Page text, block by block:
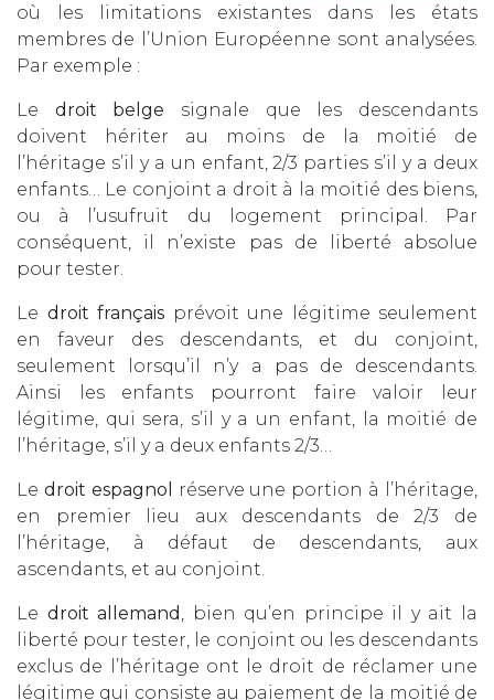
où les limitations existantes dans les états
membres de l’Union Européenne sont analysées.
Par exemple :
Le droit belge signale que les descendants
doivent hériter au moins de la moitié de
l’héritage s’il y a un enfant, 2/3 parties s’il y a deux
enfants… Le conjoint a droit à la moitié des biens,
ou à l’usufruit du logement principal. Par
conséquent, il n’existe pas de liberté absolue
pour tester.
Le droit français prévoit une légitime seulement
en faveur des descendants, et du conjoint,
seulement lorsqu’il n’y a pas de descendants.
Ainsi les enfants pourront faire valoir leur
légitime, qui sera, s’il y a un enfant, la moitié de
l’héritage, s’il y a deux enfants 2/3…
Le droit espagnol
réserve une portion à l’héritage,
en premier lieu aux descendants de 2/3 de
l’héritage, à défaut de descendants, aux
ascendants, et au conjoint.
Le droit allemand
, bien qu’en principe il y ait la
liberté pour tester, le conjoint ou les descendants
exclus de l’héritage ont le droit de réclamer une
légitime qui consiste au paiement de la moitié de